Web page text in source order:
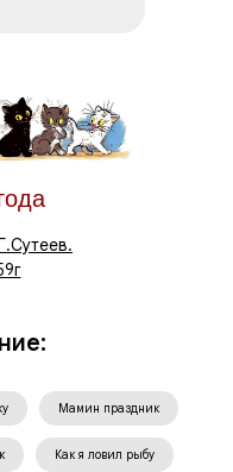
Мамин праздник
Как я ловил рыбу